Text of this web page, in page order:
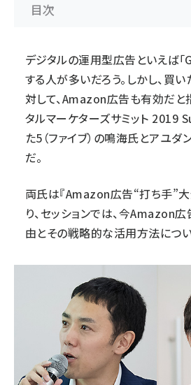
目次
デジタルの運用型広告といえば
する人が多いだろう。しかし、買
対して、Amazon広告も有効だと
タルマーケターズサミット 2019
た5（ファイブ） の鳴海氏とアユダ
だ。
両氏は『Amazon広告“打ち手”
り、セッションでは、今Amazon
由とその戦略的な活用方法につ